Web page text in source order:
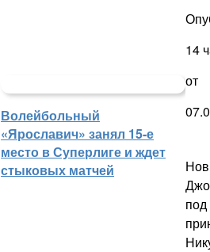
Волейбольный
«Ярославич» занял 15-е
место в Суперлиге и ждет
стыковых матчей
14
от